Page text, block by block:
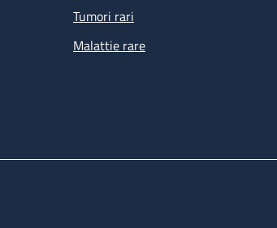
Tumori rari
Malattie rare